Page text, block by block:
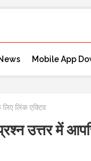
Mobile App
लिंक एक्टिव
उत्तर में